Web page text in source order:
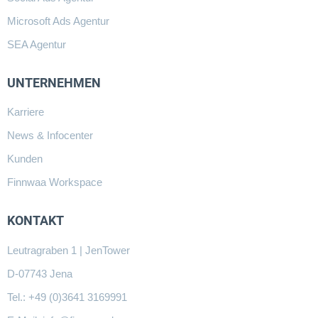
Microsoft Ads Agentur
SEA Agentur
UNTERNEHMEN
Karriere
News & Infocenter
Kunden
Finnwaa Workspace
KONTAKT
Leutragraben 1 | JenTower
D-07743 Jena
Tel.: +49 (0)3641 3169991